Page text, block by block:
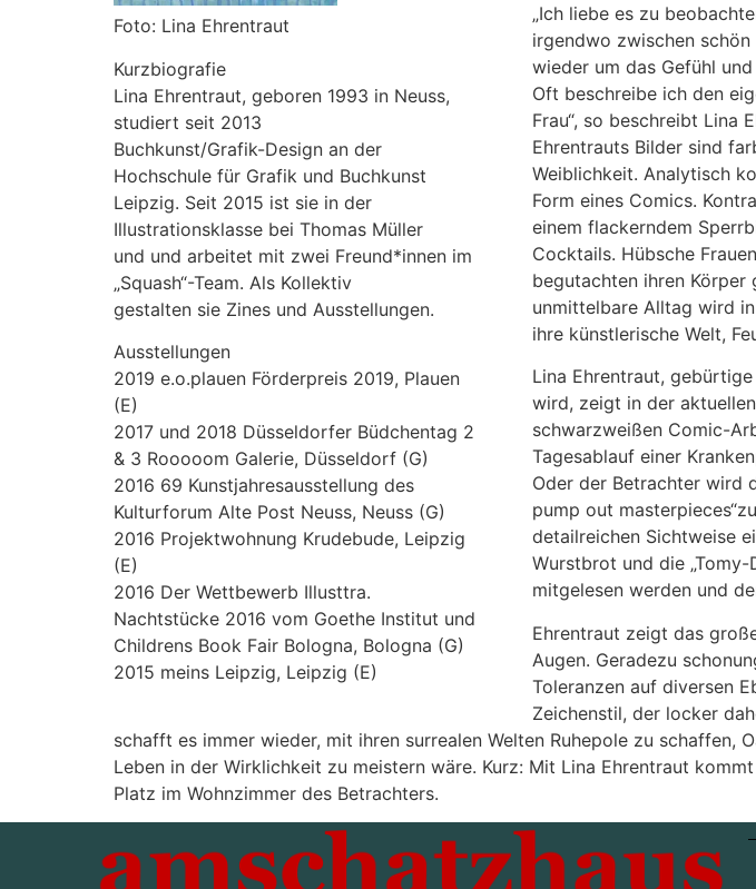
Foto: Lina Ehrentraut
Kurzbiografie
Lina Ehrentraut, geboren 1993 in Neuss,
studiert seit 2013
Buchkunst/Grafik-Design an der
Hochschule für Grafik und Buchkunst
Leipzig. Seit 2015 ist sie in der
Illustrationsklasse bei Thomas Müller
und und arbeitet mit zwei Freund*innen im
„Squash“-Team. Als Kollektiv
gestalten sie Zines und Ausstellungen.
Ausstellungen
2019 e.o.plauen Förderpreis 2019, Plauen
(E)
2017 und 2018 Düsseldorfer Büdchentag 2
& 3 Rooooom Galerie, Düsseldorf (G)
2016 69 Kunstjahresausstellung des
Kulturforum Alte Post Neuss, Neuss (G)
2016 Projektwohnung Krudebude, Leipzig
(E)
2016 Der Wettbewerb Illusttra.
Nachtstücke 2016 vom Goethe Institut und
Childrens Book Fair Bologna, Bologna (G)
2015 meins Leipzig, Leipzig (E)
„Ich liebe es zu
irgendwo zwischen
wieder um das Gefühl
Oft beschreibe ich den
Frau“, so beschreibt Lina
Ehrentrauts Bilder sind
Weiblichkeit. Analytisch
Form eines Comics.
einem flackerndem
Cocktails. Hübsche
begutachten ihren Körper
unmittelbare Alltag wird
ihre künstlerische Welt,
Lina Ehrentraut,
wird, zeigt in der
schwarzweißen Comic-
Tagesablauf einer
Oder der Betrachter wird
pump out
detailreichen Sichtweise
Wurstbrot und die
mitgelesen werden und
Ehrentraut zeigt das
Augen. Geradezu
Toleranzen auf diversen
Zeichenstil, der locker
schafft es immer wieder, mit ihren surrealen Welten Ruhepole zu schaffen,
Leben in der Wirklichkeit zu meistern wäre. Kurz: Mit Lina Ehrentraut
Platz im Wohnzimmer des Betrachters.